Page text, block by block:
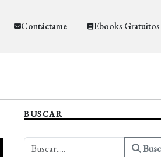
Contáctame Ebooks Gratuitos
BUSCAR